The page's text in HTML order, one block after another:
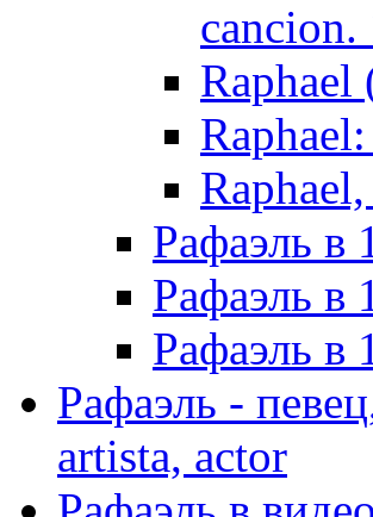
cancion.
Raphael
Рафаэль в
Рафаэль в
Рафаэль в
Рафаэль -
artista, actor